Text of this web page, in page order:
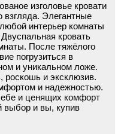
изголовье кровати
взгляда. Элегантные
интерьер комнаты
кровать
После тяжёлого
погрузиться в
и уникальном ложе.
роскошь и эксклюзив.
и надежностью.
и ценящих комфорт
выбор и вы, купив